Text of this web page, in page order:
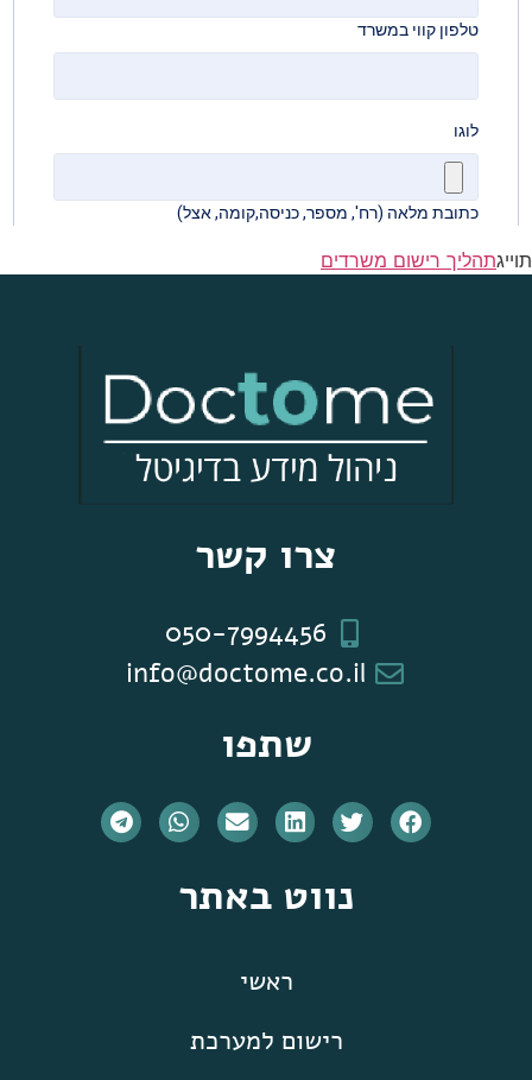
תוייגתהליך רישום משרדים
צרו קשר
050-7994456
info@doctome.co.il
שתפו
נווט באתר
ראשי
רישום למערכת